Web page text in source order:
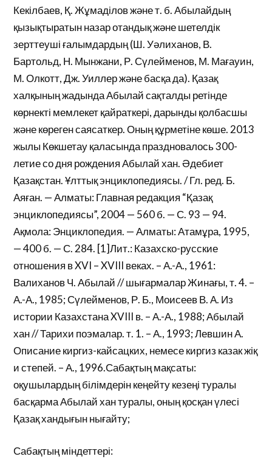
Кекілбаев, Қ. Жұмаділов және т. б. Абылайдың
қызықтыратын назар отандық және шетелдік
зерттеуші ғалымдардың (Ш. Уәлиханов, В.
Бартольд, Н. Мынжани, Р. Сүлейменов, М. Мағауин,
М. Олкотт, Дж. Уиллер және басқа да). Қазақ
халқының жадында Абылай сақталды ретінде
көрнекті мемлекет қайраткері, дарынды қолбасшы
және көреген саясаткер. Оның құрметіне көше. 2013
жылы Көкшетау қаласында праздновалось 300-
летие со дня рождения Абылай хан. Әдебиет
Қазақстан. Ұлттық энциклопедиясы. / Гл. ред. Б.
Аяған. — Алматы: Главная редакция “Қазақ
энциклопедиясы”, 2004 — 560 б. — С. 93 — 94.
Ақмола: Энциклопедия. — Алматы: Атамұра, 1995,
— 400 б. — С. 284. [1]Лит.: Казахско-русские
отношения в XVI – XVIII веках. – А.-А., 1961:
Валиханов Ч. Абылай // шығармалар Жинағы, т. 4. –
А.-А., 1985; Сүлейменов, Р. Б., Моисеев В. А. Из
истории Казахстана XVIII в. – А.-А., 1988; Абылай
хан // Тарихи поэмалар. т. 1. – А., 1993; Левшин А.
Описание киргиз-кайсацких, немесе киргиз казак жіқ
и степей. – А., 1996.Сабақтың мақсаты:
оқушылардың білімдерін кеңейту кезеңі туралы
басқарма Абылай хан туралы, оның қосқан үлесі
Қазақ хандығын нығайту;
Сабақтың міндеттері: